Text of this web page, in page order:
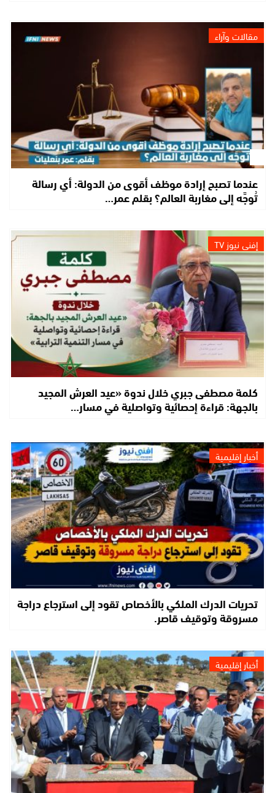
مقالات وآراء
عندما تصبح إرادة موظف أقوى من الدولة: أي رسالة
تُوجَّه إلى مغاربة العالم؟ بقلم عمر…
إفني نيوز TV
كلمة مصطفى جبري خلال ندوة «عيد العرش المجيد
بالجهة: قراءة إحصائية وتواصلية في مسار…
أخبار إقليمية
تحريات الدرك الملكي بالأخصاص تقود إلى استرجاع دراجة
مسروقة وتوقيف قاصر.
أخبار إقليمية